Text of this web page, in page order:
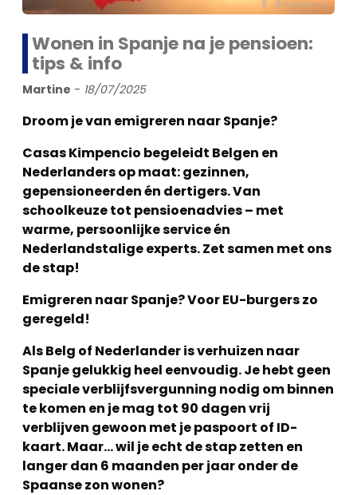
Wonen in Spanje na je pensioen:
tips & info
Martine - 18/07/2025
Droom je van emigreren naar Spanje?
Casas Kimpencio begeleidt Belgen en
Nederlanders op maat: gezinnen,
gepensioneerden én dertigers. Van
schoolkeuze tot pensioenadvies – met
warme, persoonlijke service én
Nederlandstalige experts. Zet samen met ons
de stap!
Emigreren naar Spanje? Voor EU-burgers zo
geregeld!
Als Belg of Nederlander is verhuizen naar
Spanje gelukkig heel eenvoudig. Je hebt geen
speciale verblijfsvergunning nodig om binnen
te komen en je mag tot 90 dagen vrij
verblijven gewoon met je paspoort of ID-
kaart. Maar… wil je echt de stap zetten en
langer dan 6 maanden per jaar onder de
Spaanse zon wonen?